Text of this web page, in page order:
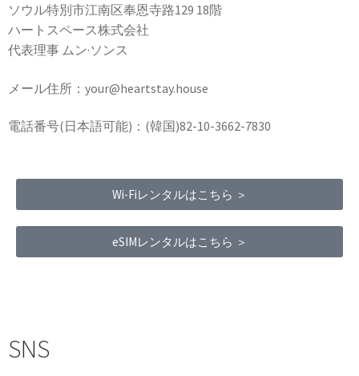
ソウル特別市江南区奉恩寺路129 18階
ハートスペース株式会社
代表理事 ムン·ソンス
メール住所：your@heartstay.house
電話番号(日本語可能)：(韓国)82-10-3662-7830
Wi-Fiレンタルはこちら ＞
eSIMレンタルはこちら ＞
SNS